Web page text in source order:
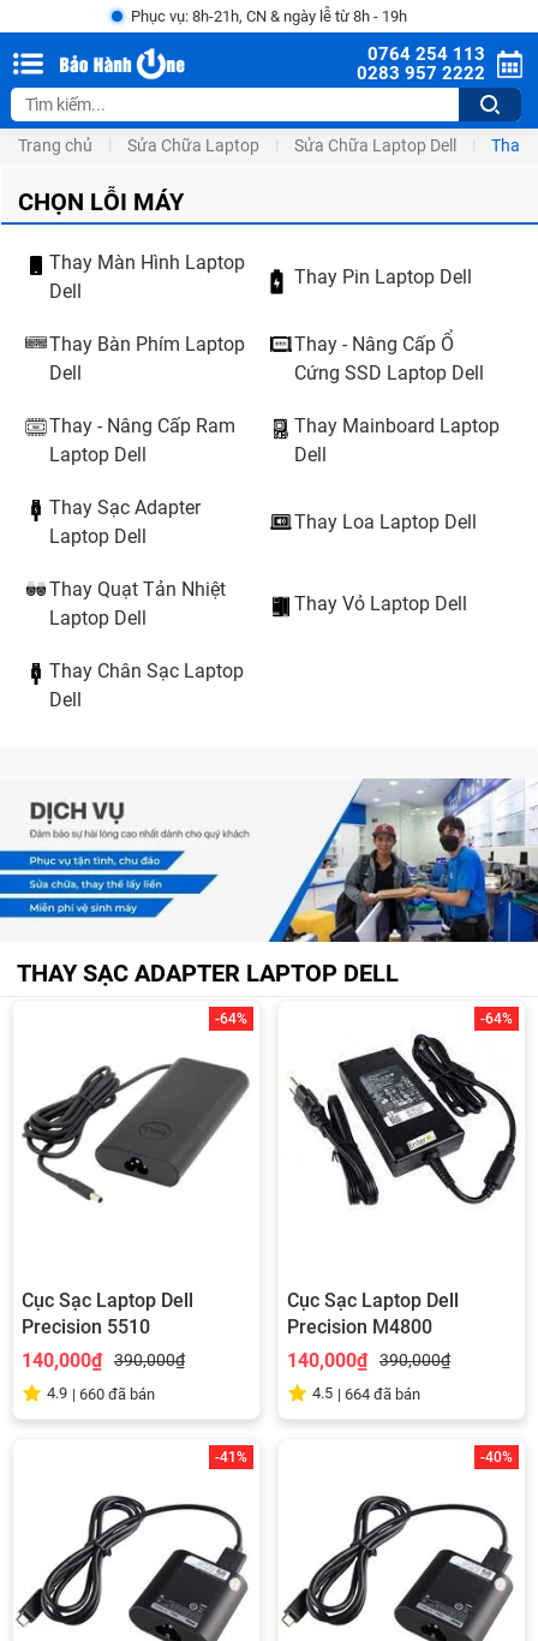
Phục vụ: 8h-21h, CN & ngày lễ từ 8h - 19h
0764 254 113
0283 957 2222
Trang chủ Sửa Chữa Laptop Sửa Chữa Laptop Dell Thay
CHỌN LỖI MÁY
Thay Màn Hình Laptop
Dell
Thay Pin Laptop Dell
Thay Bàn Phím Laptop
Dell
Thay - Nâng Cấp Ổ
Cứng SSD Laptop Dell
Thay - Nâng Cấp Ram
Laptop Dell
Thay Mainboard Laptop
Dell
Thay Sạc Adapter
Laptop Dell
Thay Loa Laptop Dell
Thay Quạt Tản Nhiệt
Laptop Dell
Thay Vỏ Laptop Dell
Thay Chân Sạc Laptop
Dell
THAY SẠC ADAPTER LAPTOP DELL
-64%
Cục Sạc Laptop Dell
Precision 5510
140,000₫
390,000₫
4.9 | 660 đã bán
-64%
Cục Sạc Laptop Dell
Precision M4800
140,000₫
390,000₫
4.5 | 664 đã bán
-41% -40%